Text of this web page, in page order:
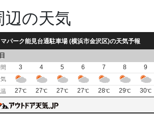
辺の天気
パーク能見台通駐車場 (横浜市金沢区)の天気予報
3 4 5 6 7 8 9
27℃ 27℃ 27℃ 27℃ 28℃ 29℃ 30℃